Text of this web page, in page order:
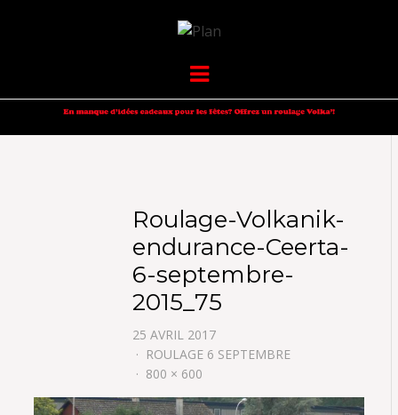
VOLKANIK-
ENDURANCE
Menu
Roulage-Volkanik-
endurance-Ceerta-
6-septembre-
2015_75
25 AVRIL 2017
ROULAGE 6 SEPTEMBRE
800 × 600